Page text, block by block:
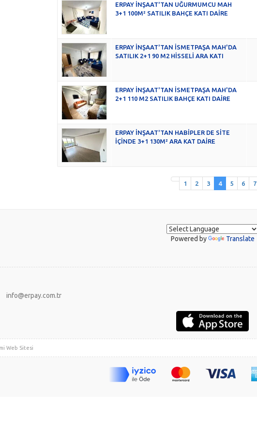
ERPAY İNŞAAT'TAN UĞURMUMCU MAH
3+1 100M² SATILIK BAHÇE KATI DAİRE
ERPAY İNŞAAT'TAN İSMETPAŞA MAH'DA
SATILIK 2+1 90 M2 HİSSELİ ARA KATI
ERPAY İNŞAAT'TAN İSMETPAŞA MAH'DA
2+1 110 M2 SATILIK BAHÇE KATI DAİRE
ERPAY İNŞAAT'TAN HABİPLER DE SİTE
İÇİNDE 3+1 130M² ARA KAT DAİRE
1 2 3 4 5 6 7
Powered by Translate
info@erpay.com.tr
Web Sitesi